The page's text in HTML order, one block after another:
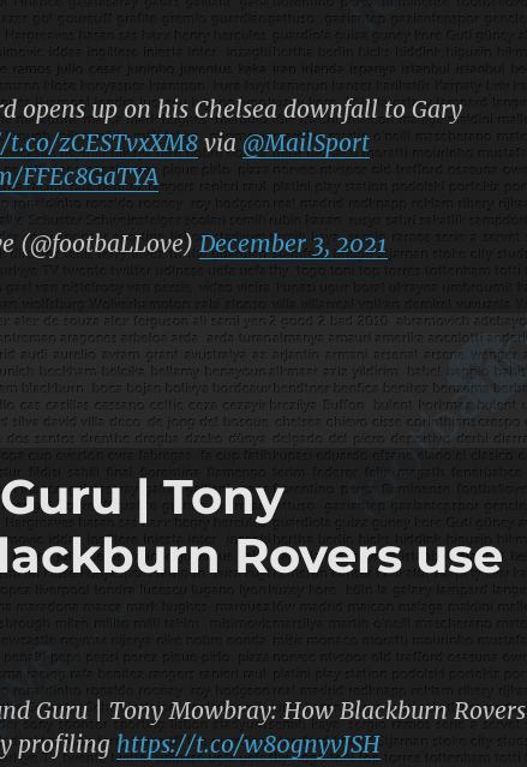
opens up on his Chelsea downfall to Gary
zCESTvxXM8via @MailSport
FFEc8GaTYA
(@footbaLLove) December 3, 2021
| Tony
Rovers use
Guru | Tony Mowbray: How Blackburn Rovers
profiling https://t.co/w80gnyvJSH